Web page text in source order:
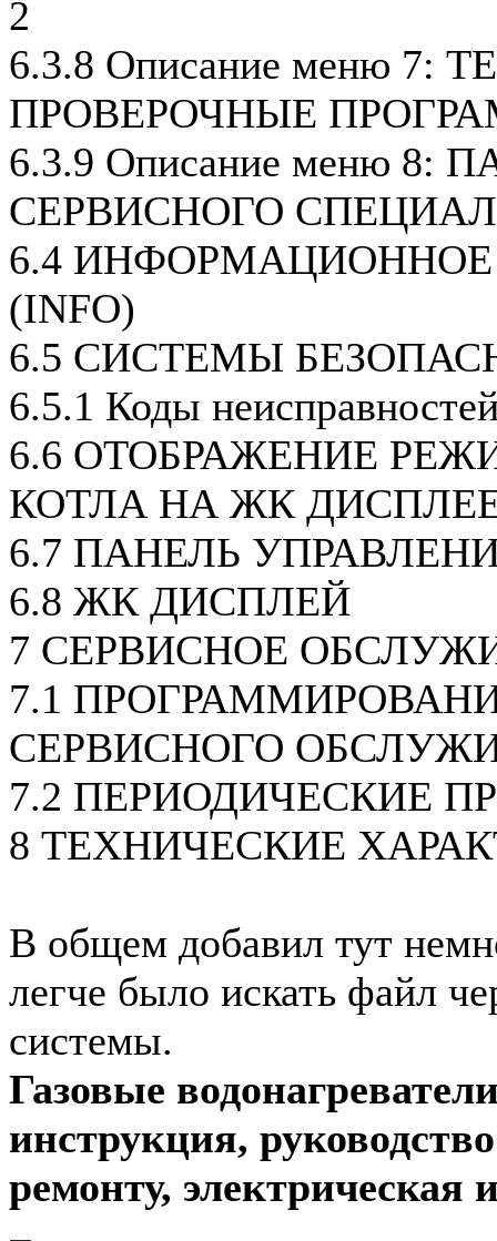
2
6.3.8 Описание меню 7:
ПРОВЕРОЧНЫЕ
6.3.9 Описание меню 8:
СЕРВИСНОГО
6.4
(INFO)
6.5 СИСТЕМЫ
6.5.1 Коды
6.6 ОТОБРАЖЕНИЕ
КОТЛА НА ЖК
6.7 ПАНЕЛЬ
6.8 ЖК ДИСПЛЕЙ
7 СЕРВИСНОЕ
7.1
СЕРВИСНОГО
7.2 ПЕРИОДИЧЕСКИЕ
8 ТЕХНИЧЕСКИЕ
В общем добавил тут
легче было искать файл
системы.
Газовые
инструкция,
ремонту, электрическая